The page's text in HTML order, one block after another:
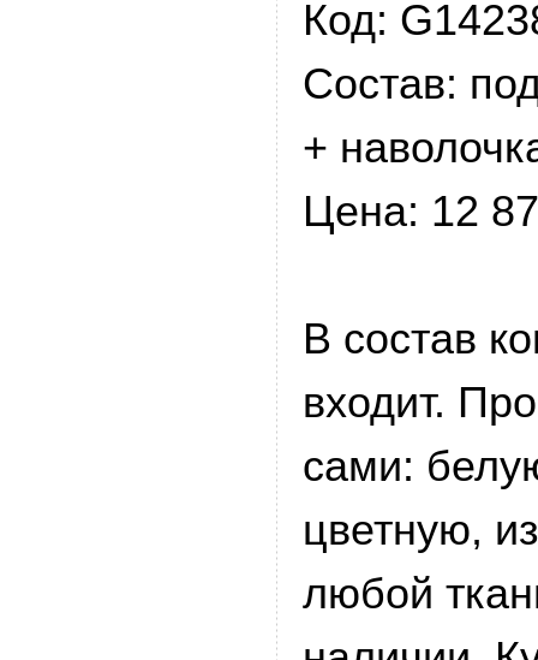
Код:
Состав:
+
Цена: 12
В состав
входит.
сами:
цветную,
любой